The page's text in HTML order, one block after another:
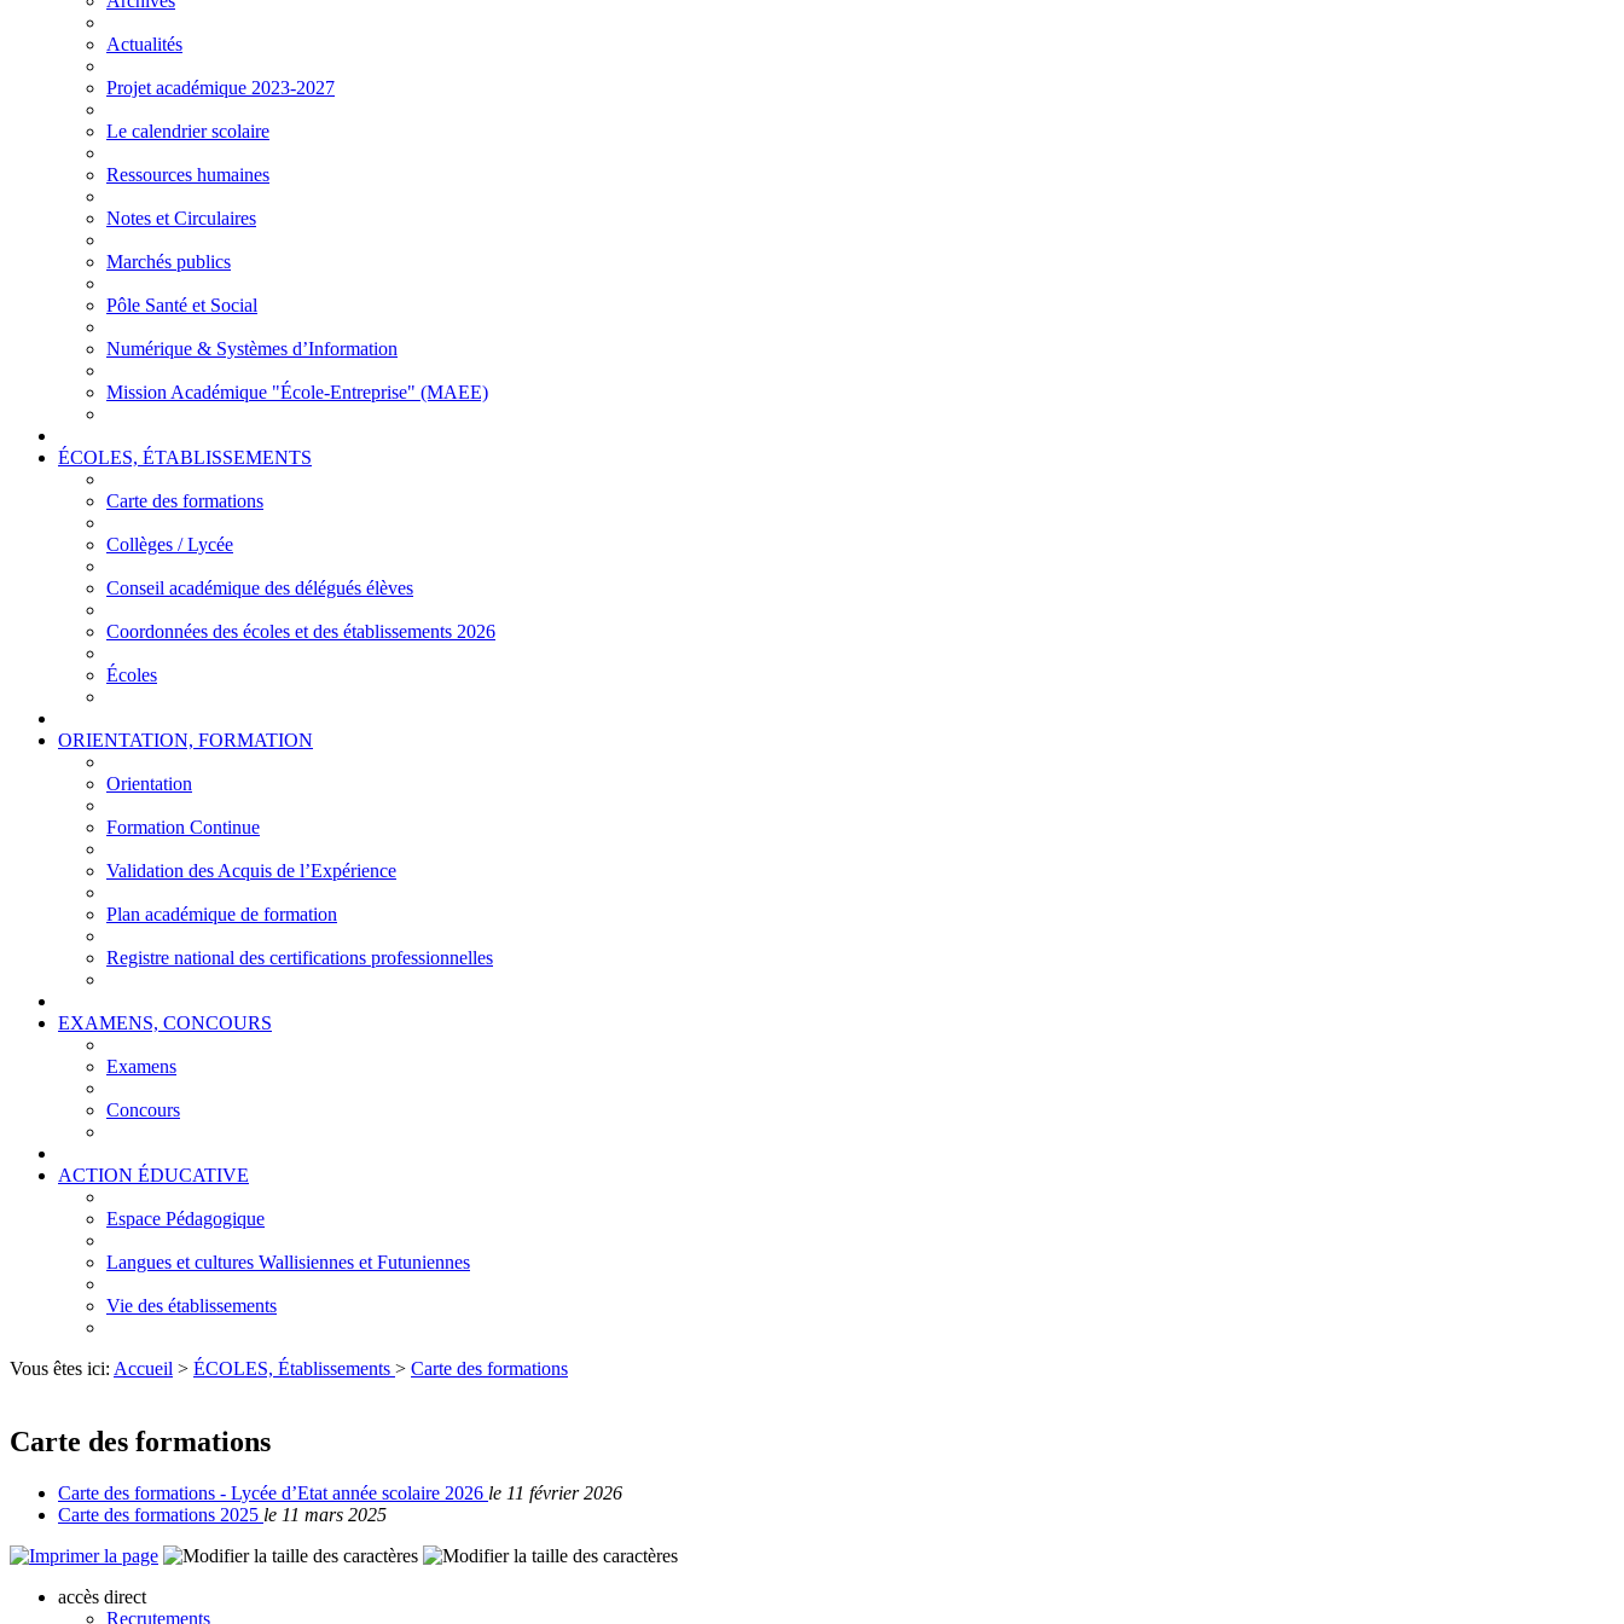
Actualités
Projet académique 2023-2027
Le calendrier scolaire
Ressources humaines
Notes et Circulaires
Marchés publics
Pôle Santé et Social
Numérique & Systèmes d’Information
Mission Académique "École-Entreprise" (MAEE)
ÉCOLES, ÉTABLISSEMENTS
Carte des formations
Collèges / Lycée
Conseil académique des délégués élèves
Coordonnées des écoles et des établissements 2026
Écoles
ORIENTATION, FORMATION
Orientation
Formation Continue
Validation des Acquis de l’Expérience
Plan académique de formation
Registre national des certifications professionnelles
EXAMENS, CONCOURS
Examens
Concours
ACTION ÉDUCATIVE
Espace Pédagogique
Langues et cultures Wallisiennes et Futuniennes
Vie des établissements
Vous êtes ici: Accueil > ÉCOLES, Établissements > Carte des formations
Carte des formations
Carte des formations - Lycée d’Etat année scolaire 2026 le 11 février 2026
Carte des formations 2025 le 11 mars 2025
accès direct
Recrutements